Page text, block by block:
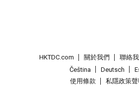
HKTDC.com 關於我們 聯絡
Čeština
Deutsch
使用條款
私隱政策聲